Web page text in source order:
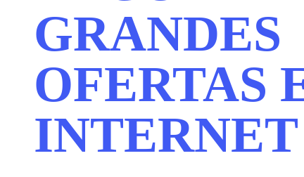
GRANDES
OFERTAS
INTERNET